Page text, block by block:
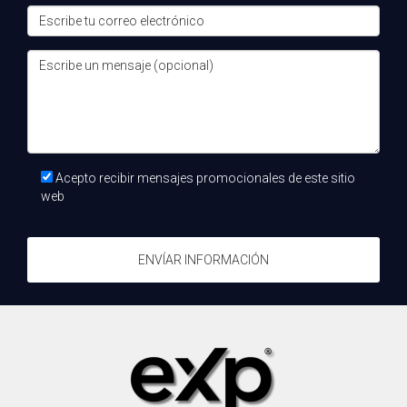
gestión de clientes son fundamentales. También es
recomendable estudiar regulaciones locales y procesos de
cierre de ventas para conocer todos los aspectos del
participar en actividades de formación
continua?
Los agentes deben participar en actividades de formación
actualizados sobre las tendencias del mercado y nuevas
herramientas disponibles. La formación regular es clave
para el desarrollo profesional.
¿Cómo puede la tecnología ayudar a un agente
a mejorar su rendimiento?
La tecnología ayuda a los agentes a gestionar sus
Acepto recibir mensajes promocionales de este sitio
web
ENVÍAR INFORMACIÓN